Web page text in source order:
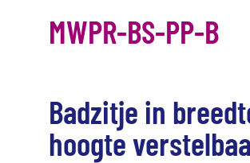
MWPR-BS-PP-B
Badzitje in
hoogte